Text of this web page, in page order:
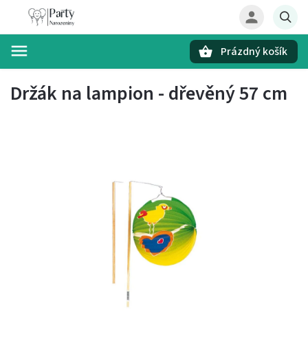
Prázdný košík
Držák na lampion - dřevěný 57 cm